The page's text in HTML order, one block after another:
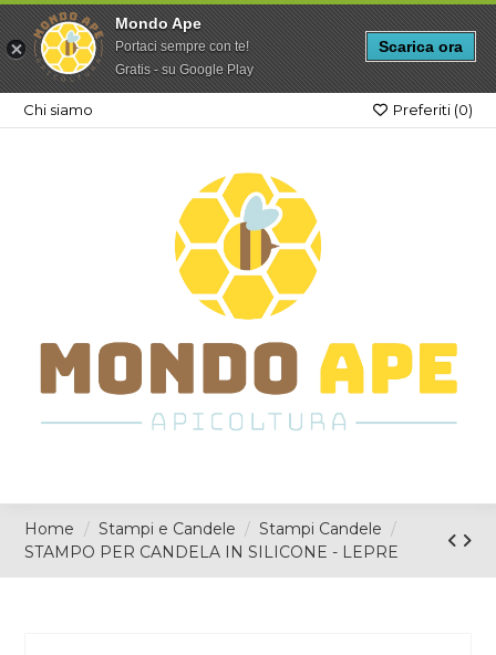
Mondo Ape
Portaci sempre con te!
Gratis - su Google Play
Scarica ora
Chi siamo Preferiti (0)
Home Stampi e Candele
Stampi Candele
STAMPO PER CANDELA IN SILICONE - LEPRE